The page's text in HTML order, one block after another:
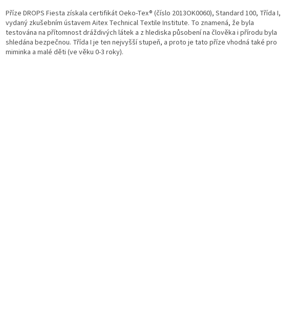
Příze DROPS Fiesta získala certifikát Oeko-Tex® (číslo 2013OK0060), Standard 100, Třída I,
vydaný zkušebním ústavem Aitex Technical Textile Institute. To znamená, že byla
testována na přítomnost dráždivých látek a z hlediska působení na člověka i přírodu byla
shledána bezpečnou. Třída I je ten nejvyšší stupeň, a proto je tato příze vhodná také pro
miminka a malé děti (ve věku 0-3 roky).